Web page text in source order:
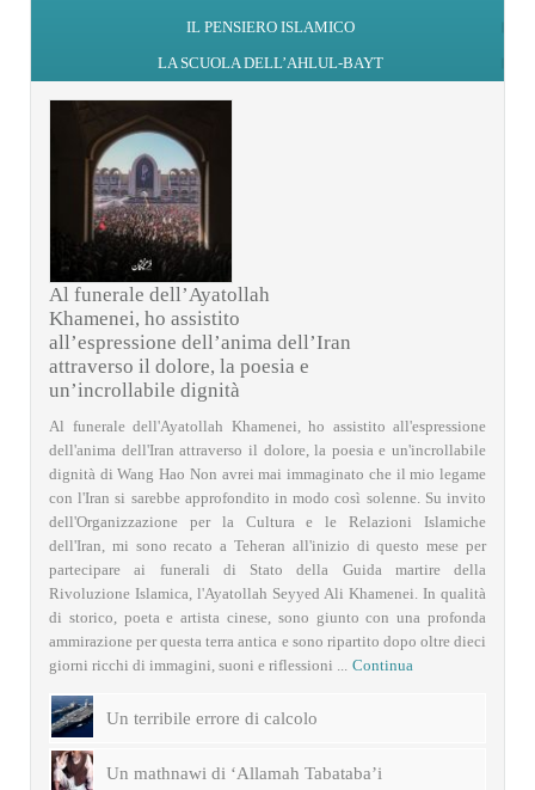
IL PENSIERO ISLAMICO
LA SCUOLA DELL’AHLUL-BAYT
Al funerale dell’Ayatollah
Khamenei, ho assistito
all’espressione dell’anima dell’Iran
attraverso il dolore, la poesia e
un’incrollabile dignità
Al funerale dell'Ayatollah Khamenei, ho assistito all'espressione
dell'anima dell'Iran attraverso il dolore, la poesia e un'incrollabile
dignità di Wang Hao Non avrei mai immaginato che il mio legame
con l'Iran si sarebbe approfondito in modo così solenne. Su invito
dell'Organizzazione per la Cultura e le Relazioni Islamiche
dell'Iran, mi sono recato a Teheran all'inizio di questo mese per
partecipare ai funerali di Stato della Guida martire della
Rivoluzione Islamica, l'Ayatollah Seyyed Ali Khamenei. In qualità
di storico, poeta e artista cinese, sono giunto con una profonda
ammirazione per questa terra antica e sono ripartito dopo oltre dieci
giorni ricchi di immagini, suoni e riflessioni ...
Continua
Un terribile errore di calcolo
Un mathnawi di ‘Allamah Tabataba’i